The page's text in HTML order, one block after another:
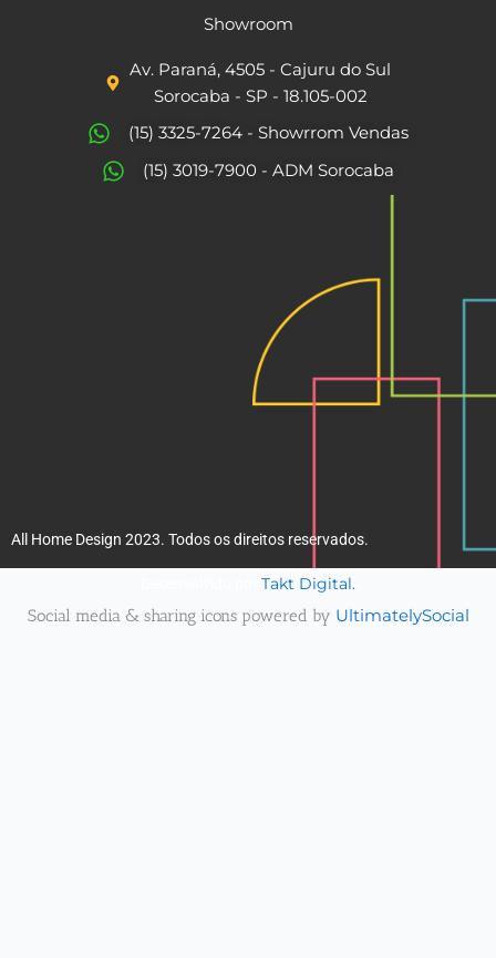
c
e
b
o
o
t
a
g
r
Showroom
Av. Paraná, 4505 - Cajuru do Sul
Sorocaba - SP - 18.105-002
(15) 3325-7264 - Showrrom Vendas
(15) 3019-7900 - ADM Sorocaba
All Home Design 2023. Todos os direitos reservados.
Takt Digital.
Social media & sharing icons powered by UltimatelySocial